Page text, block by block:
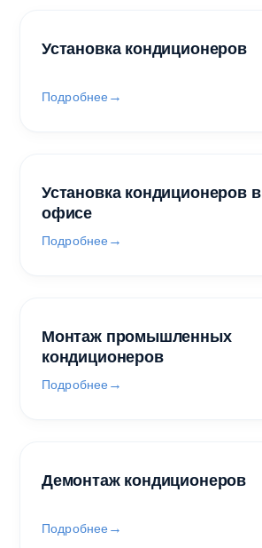
Установка кондиционеров
Подробнее
Установка кондиционеров в
офисе
Подробнее
Монтаж промышленных
кондиционеров
Подробнее
Демонтаж кондиционеров
Подробнее